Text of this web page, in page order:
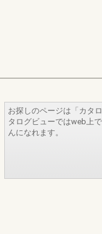
お探しのページは「カタ
タログビューではweb上
んになれます。